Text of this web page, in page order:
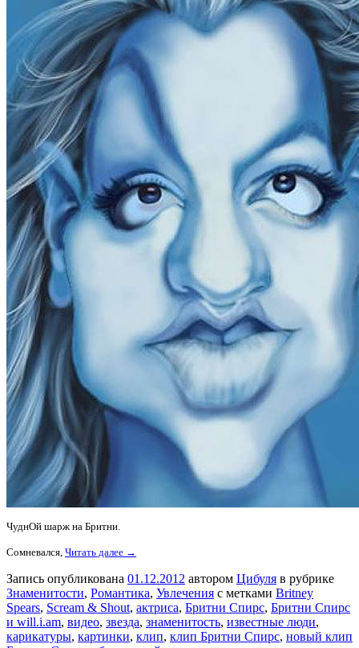
ЧуднОй шарж на Бритни.
Сомневался, Читать далее →
Запись опубликована 01.12.2012 автором Цибуля в рубрике
Знаменитости, Романтика, Увлечения с метками Britney
Spears, Scream & Shout, актриса, Бритни Спирс, Бритни Спирс
и will.i.am, видео, звезда, знаменитость, известные люди,
карикатуры, картинки, клип, клип Бритни Спирс, новый клип